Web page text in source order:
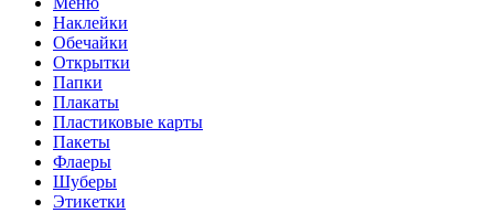
Наклейки
Обечайки
Открытки
Папки
Плакаты
Пластиковые карты
Пакеты
Флаеры
Шуберы
Этикетки